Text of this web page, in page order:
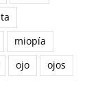
miopía
ojo
ojos